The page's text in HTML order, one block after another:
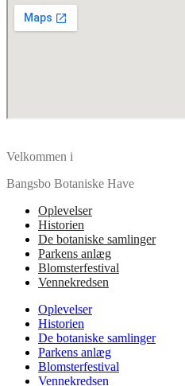
Velkommen i
Bangsbo Botaniske Have
Oplevelser
Historien
De botaniske samlinger
Parkens anlæg
Blomsterfestival
Vennekredsen
Oplevelser
Historien
De botaniske samlinger
Parkens anlæg
Blomsterfestival
Vennekredsen